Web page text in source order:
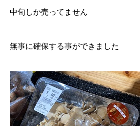
中旬しか売ってません
無事に確保する事ができました